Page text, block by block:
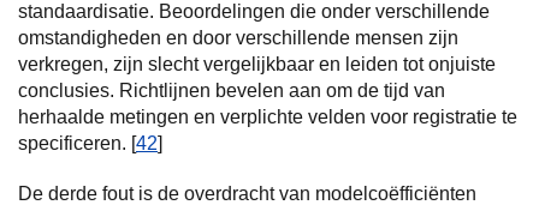
standaardisatie. Beoordelingen die onder verschillende
omstandigheden en door verschillende mensen zijn
verkregen, zijn slecht vergelijkbaar en leiden tot onjuiste
conclusies. Richtlijnen bevelen aan om de tijd van
herhaalde metingen en verplichte velden voor registratie te
specificeren. [42]
De derde fout is de overdracht van modelcoëfficiënten